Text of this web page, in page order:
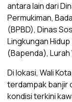
antara lain dari
Permukiman,
(BPBD), Dinas
Lingkungan
(Bapenda), Lurah
Di lokasi, Wali
terdampak banjir
kondisi terkini